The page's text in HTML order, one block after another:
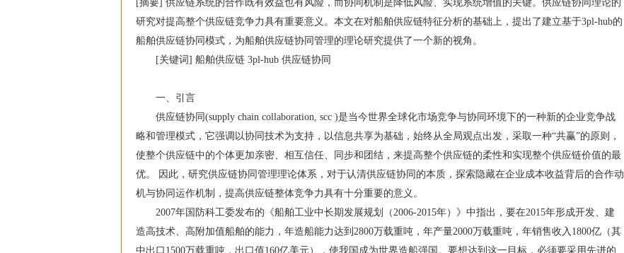
[摘要] 供应链系统的合作既有效益也有风险，而协同机制是降低风险、实现系统增值的关键。供应链协同理论的
研究对提高整个供应链竞争力具有重要意义。本文在对船舶供应链特征分析的基础上，提出了建立基于3pl-hub的
船舶供应链协同模式，为船舶供应链协同管理的理论研究提供了一个新的视角。
[关键词] 船舶供应链 3pl-hub 供应链协同
一、引言
供应链协同(supply chain collaboration, scc )是当今世界全球化市场竞争与协同环境下的一种新的企业竞争战
略和管理模式，它强调以协同技术为支持，以信息共享为基础，始终从全局观点出发，采取一种“共赢”的原则，
使整个供应链中的个体更加亲密、相互信任、同步和团结，来提高整个供应链的柔性和实现整个供应链价值的最
优。 因此，研究供应链协同管理理论体系，对于认清供应链协同的本质，探索隐藏在企业成本收益背后的合作动
机与协同运作机制，提高供应链整体竞争力具有十分重要的意义。
2007年国防科工委发布的《船舶工业中长期发展规划（2006-2015年）》中指出，要在2015年形成开发、建
造高技术、高附加值船舶的能力，年造船能力达到2800万载重吨，年产量2000万载重吨，年销售收入1800亿（其
中出口1500万载重吨，出口值160亿美元），使我国成为世界造船强国。要想达到这一目标，必须要采用先进的